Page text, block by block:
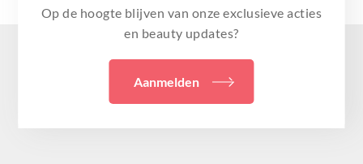
Op de hoogte blijven van onze exclusieve acties
en beauty updates?
Aanmelden